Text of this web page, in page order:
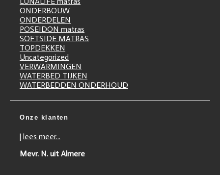
ONDERBOUW
ONDERDELEN
POSEIDON matras
SOFTSIDE MATRAS
TOPDEKKEN
Uncategorized
VERWARMINGEN
WATERBED TIJKEN
WATERBEDDEN ONDERHOUD
Onze klanten
| lees meer...
Mevr. N. uit Almere